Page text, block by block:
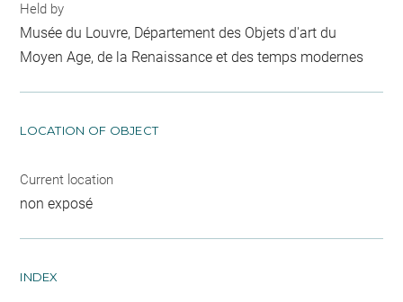
Held by
Musée du Louvre, Département des Objets d'art du
Moyen Age, de la Renaissance et des temps modernes
LOCATION OF OBJECT
Current location
non exposé
INDEX